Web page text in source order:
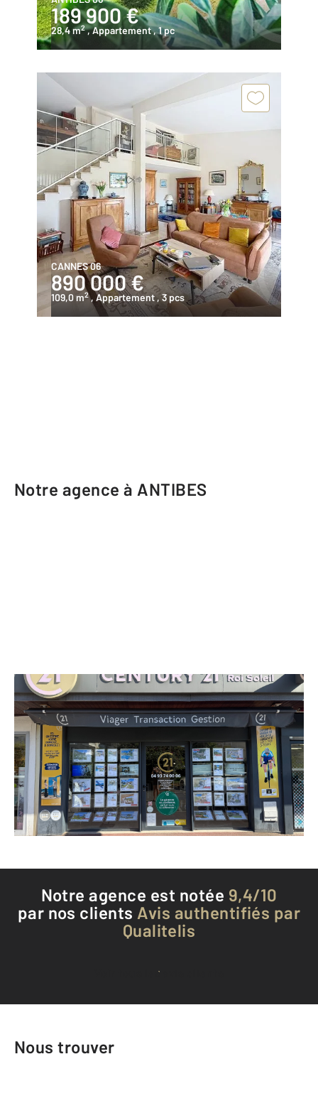
189 900 €
28,4 m2 , Appartement, 1 pc
CANNES 06
890 000 €
109,0 m2 , Appartement, 3 pcs
Notre agence à ANTIBES
CENTURY 21 Roi Soleil
66 route de Saint Jean
ANTIBES - 06600
Envoyer un message
Téléphoner à l'agence
Notre agence est notée 9,4/10
par nos clients Avis authentifiés par
Qualitelis
Voir tous les avis clients
Nous trouver